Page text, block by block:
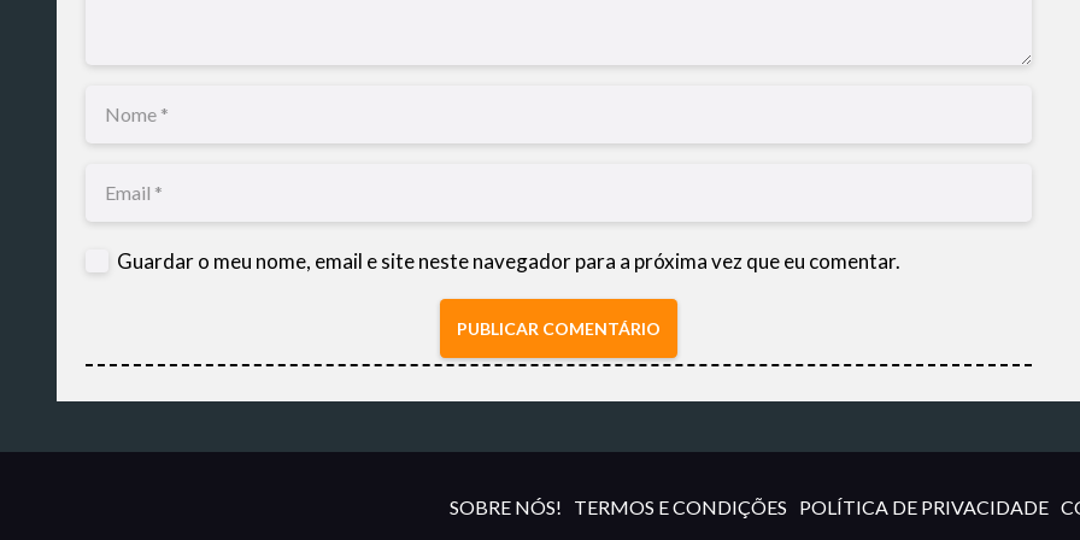
Guardar o meu nome, email e site neste navegador para a próxima vez que eu comentar.
PUBLICAR COMENTÁRIO
SOBRE NÓS! TERMOS E CONDIÇÕES POLÍTICA DE PRIVACIDADE